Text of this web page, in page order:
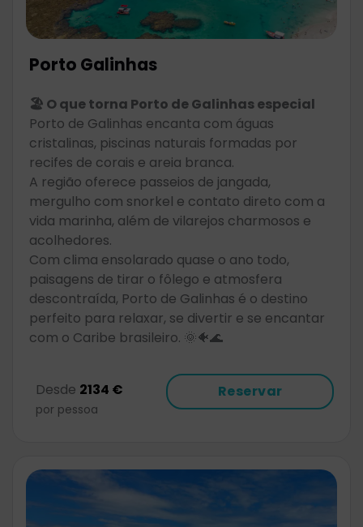
Porto Galinhas
🏖️ O que torna Porto de Galinhas especial
Porto de Galinhas encanta com águas
cristalinas, piscinas naturais formadas por
recifes de corais e areia branca.
A região oferece passeios de jangada,
mergulho com snorkel e contato direto com a
vida marinha, além de vilarejos charmosos e
acolhedores.
Com clima ensolarado quase o ano todo,
paisagens de tirar o fôlego e atmosfera
descontraída, Porto de Galinhas é o destino
perfeito para relaxar, se divertir e se encantar
com o Caribe brasileiro. 🌞🐠🌊
Desde 2134 €
por pessoa
Reservar